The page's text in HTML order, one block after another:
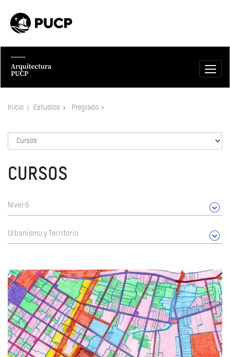
Inicio Estudios Pregrado
CURSOS
Nivel 6
Urbanismo y Territorio